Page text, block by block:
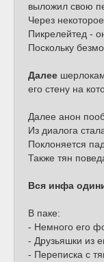
выложил свою
Через
Пикрелейтед -
Поскольку
Далее
его стену на
Далее анон
Из диалога
Поклоняется
Также тян
Вся инфа
В паке:
- Немного его
- Друзьяшки из
- Переписка с